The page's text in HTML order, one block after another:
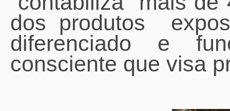
dos produtos
diferenciado e
consciente que visa